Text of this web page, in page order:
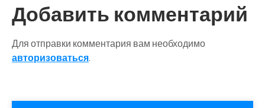
Добавить комментарий
Для отправки комментария вам необходимо
авторизоваться.